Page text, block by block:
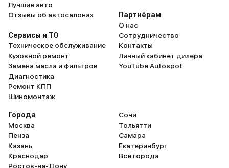
Лучшие авто
Отзывы об автосалонах
Сервисы и ТО
Техническое обслуживание
Кузовной ремонт
Замена масла и фильтров
Диагностика
Ремонт КПП
Шиномонтаж
Партнёрам
О нас
Сотрудничество
Контакты
Личный кабинет дилера
YouTube Autospot
Города
Москва
Пенза
Казань
Краснодар
Ростов-на-Дону
Сочи
Тольятти
Самара
Екатеринбург
Все города